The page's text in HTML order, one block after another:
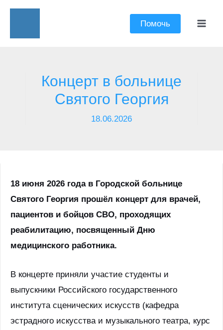
Перейти
содержимому
Помочь
Концерт в больнице
Святого Георгия
18.06.2026
18 июня 2026 года в Городской больнице
Святого Георгия прошёл концерт для врачей,
пациентов и бойцов СВО, проходящих
реабилитацию, посвященный Дню
медицинского работника.
В концерте приняли участие студенты и
выпускники Российского государственного
института сценических искусств (кафедра
эстрадного искусства и музыкального театра, курс